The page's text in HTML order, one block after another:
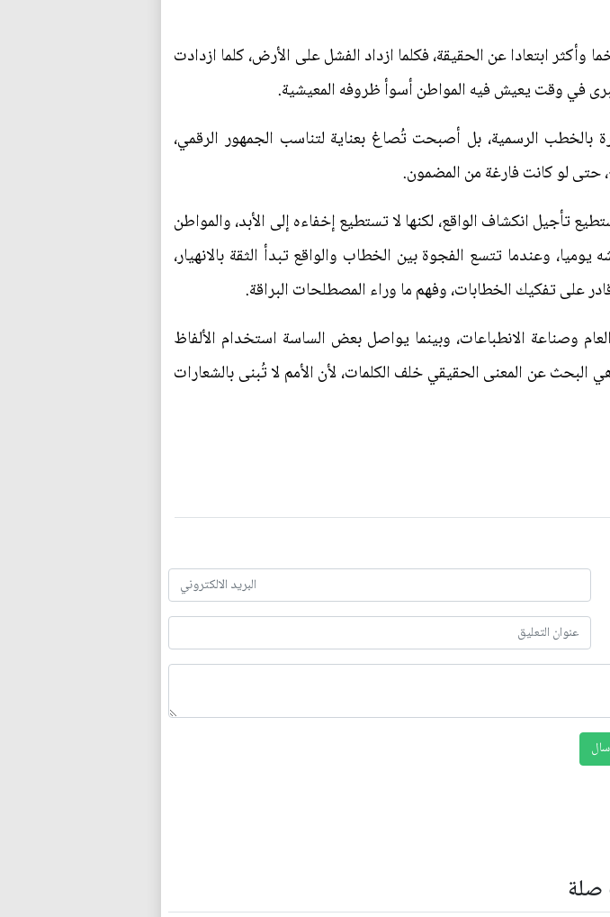
ابتعادا عن الحقيقة، فكلما ازداد الفشل على الأرض، كلما ازدادت
في وقت يعيش فيه المواطن أسوأ ظروفه المعيشية.
بالخطب الرسمية، بل أصبحت تُصاغ بعناية لتناسب الجمهور الرقمي،
حتى لو كانت فارغة من المضمون.
تأجيل انكشاف الواقع، لكنها لا تستطيع إخفاءه إلى الأبد، والمواطن
وعندما تتسع الفجوة بين الخطاب والواقع تبدأ الثقة بالانهيار،
على تفكيك الخطابات، وفهم ما وراء المصطلحات البراقة.
وصناعة الانطباعات، وبينما يواصل بعض الساسة استخدام الألفاظ
البحث عن المعنى الحقيقي خلف الكلمات، لأن الأمم لا تُبنى بالشعارات
صلة